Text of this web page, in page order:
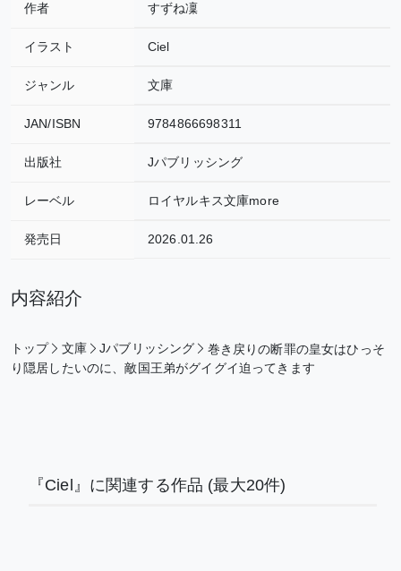
作者 すずね凜
イラスト Ciel
ジャンル 文庫
JAN/ISBN 9784866698311
出版社 Jパブリッシング
レーベル ロイヤルキス文庫more
発売日 2026.01.26
内容紹介
トップ 文庫 Jパブリッシング
巻き戻りの断罪の皇女はひっそ
り隠居したいのに、敵国王弟がグイグイ迫ってきます
『Ciel』に関連する作品 (最大20件)